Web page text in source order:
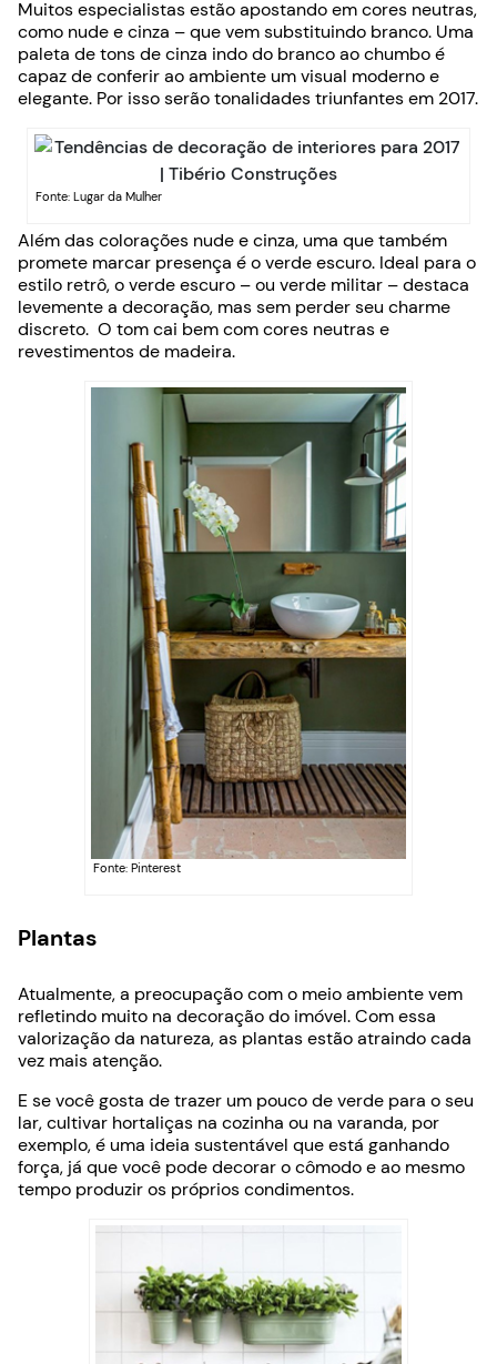
Muitos especialistas estão apostando em cores neutras,
como nude e cinza – que vem substituindo branco. Uma
paleta de tons de cinza indo do branco ao chumbo é
capaz de conferir ao ambiente um visual moderno e
elegante. Por isso serão tonalidades triunfantes em 2017.
Fonte: Lugar da Mulher
Além das colorações nude e cinza, uma que também
promete marcar presença é o verde escuro. Ideal para o
estilo retrô, o verde escuro – ou verde militar – destaca
levemente a decoração, mas sem perder seu charme
discreto. O tom cai bem com cores neutras e
revestimentos de madeira.
Fonte: Pinterest
Plantas
Atualmente, a preocupação com o meio ambiente vem
refletindo muito na decoração do imóvel. Com essa
valorização da natureza, as plantas estão atraindo cada
vez mais atenção.
E se você gosta de trazer um pouco de verde para o seu
lar, cultivar hortaliças na cozinha ou na varanda, por
exemplo, é uma ideia sustentável que está ganhando
força, já que você pode decorar o cômodo e ao mesmo
tempo produzir os próprios condimentos.